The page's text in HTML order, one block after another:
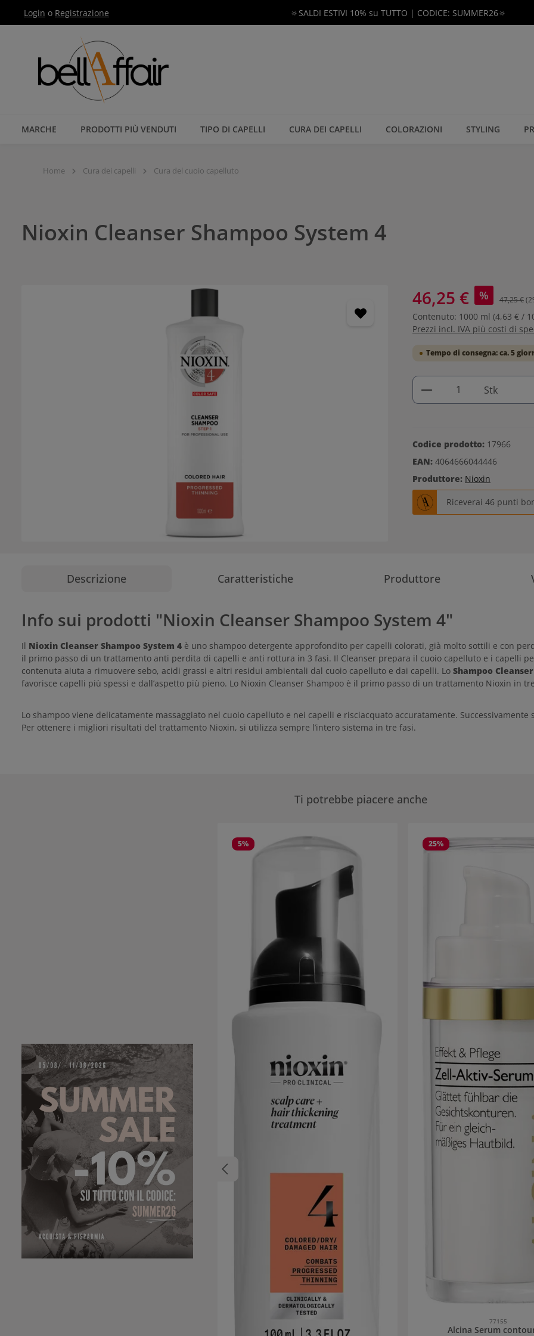
alla navigazione principale
Login o Registrazione 🔅SALDI ESTIVI 10% su TUTTO | CODICE: SUMMER26🔅
MARCHE PRODOTTI PIÙ VENDUTI TIPO DI CAPELLI CURA DEI CAPELLI COLORAZIONI STYLING
Home Cura dei capelli Cura del cuoio capelluto
Nioxin Cleanser Shampoo System 4
46,25 € % 47,25 €
Contenuto: 1000 ml (4,63 € /
Prezzi incl. IVA più costi di
Tempo di consegna: ca. 5
Quantità del
Stk
Codice prodotto: 17966
EAN: 4064666044446
Produttore: Nioxin
Riceverai 46 punti
Descrizione Caratteristiche Produttore
Info sui prodotti "Nioxin Cleanser Shampoo System 4"
Il Nioxin Cleanser Shampoo System 4 è uno shampoo detergente approfondito per capelli colorati, già molto sottili e con
il primo passo di un trattamento anti perdita di capelli e anti rottura in 3 fasi. Il Cleanser prepara il cuoio capelluto e i capelli
contenuta aiuta a rimuovere sebo, acidi grassi e altri residui ambientali dal cuoio capelluto e dai capelli. Lo Shampoo Cleanser
favorisce capelli più spessi e dall’aspetto più pieno. Lo Nioxin Cleanser Shampoo è il primo passo di un trattamento Nioxin in
Lo shampoo viene delicatamente massaggiato nel cuoio capelluto e nei capelli e risciacquato accuratamente.
Per ottenere i migliori risultati del trattamento Nioxin, si utilizza sempre l’intero sistema in tre fasi.
Ti potrebbe piacere anche
5% 25%
77155
Alcina Serum